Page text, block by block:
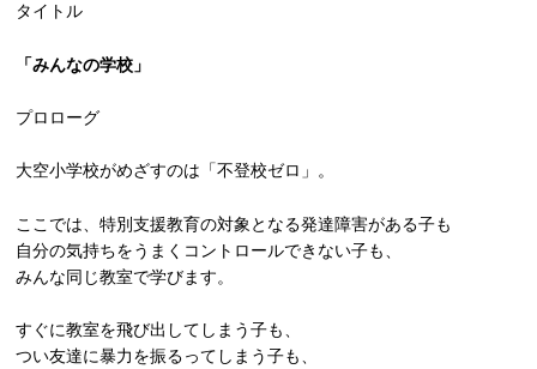
タイトル
「みんなの学校」
プロローグ
大空小学校がめざすのは「不登校ゼロ」。
ここでは、特別支援教育の対象となる発達障害がある子も
自分の気持ちをうまくコントロールできない子も、
みんな同じ教室で学びます。
すぐに教室を飛び出してしまう子も、
つい友達に暴力を振るってしまう子も、